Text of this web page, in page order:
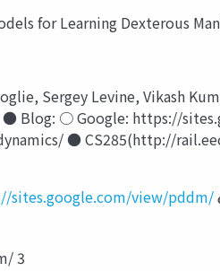
for Learning Dexterous
Sergey Levine, Vikash
● Blog: ○ Google: https://
● CS285(http://
sites.google.com/view/pddm/
3